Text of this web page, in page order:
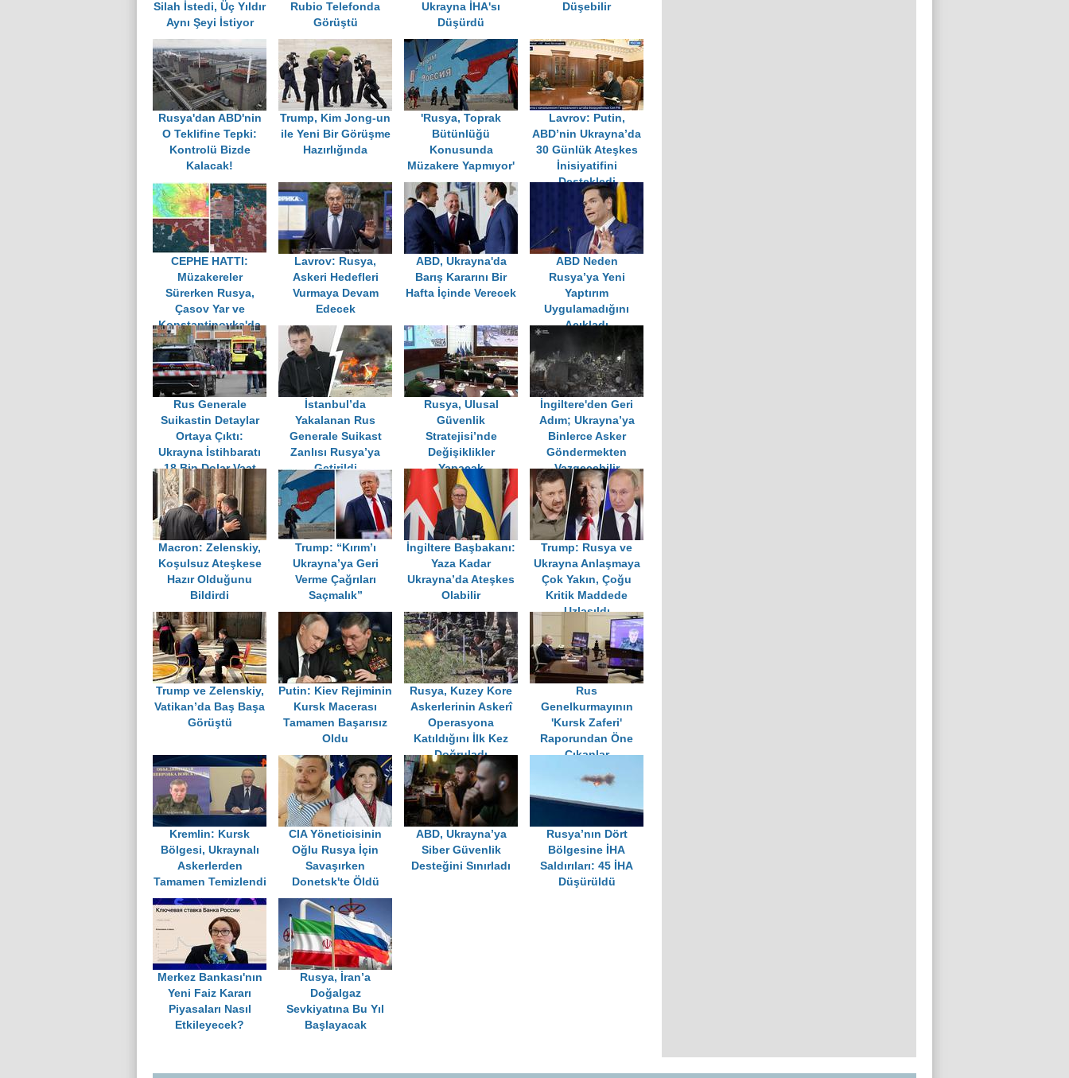
Silah İstedi, Üç Yıldır
Aynı Şeyi İstiyor
Rubio Telefonda
Görüştü
Ukrayna İHA'sı
Düşürdü
Düşebilir
Rusya'dan ABD'nin
O Teklifine Tepki:
Kontrolü Bizde
Kalacak!
Trump, Kim Jong-un
ile Yeni Bir Görüşme
Hazırlığında
'Rusya, Toprak
Bütünlüğü
Konusunda
Müzakere Yapmıyor'
Lavrov: Putin,
ABD’nin Ukrayna’da
30 Günlük Ateşkes
İnisiyatifini
Destekledi
CEPHE HATTI:
Müzakereler
Sürerken Rusya,
Çasov Yar ve
Konstantinovka'da
İlerliyor
Lavrov: Rusya,
Askeri Hedefleri
Vurmaya Devam
Edecek
ABD, Ukrayna'da
Barış Kararını Bir
Hafta İçinde Verecek
ABD Neden
Rusya’ya Yeni
Yaptırım
Uygulamadığını
Açıkladı
Rus Generale
Suikastin Detaylar
Ortaya Çıktı:
Ukrayna İstihbaratı
18 Bin Dolar Vaat
Etmiş
İstanbul’da
Yakalanan Rus
Generale Suikast
Zanlısı Rusya’ya
Getirildi
Rusya, Ulusal
Güvenlik
Stratejisi’nde
Değişiklikler
Yapacak
İngiltere'den Geri
Adım; Ukrayna’ya
Binlerce Asker
Göndermekten
Vazgeçebilir
Macron: Zelenskiy,
Koşulsuz Ateşkese
Hazır Olduğunu
Bildirdi
Trump: “Kırım’ı
Ukrayna’ya Geri
Verme Çağrıları
Saçmalık”
İngiltere Başbakanı:
Yaza Kadar
Ukrayna’da Ateşkes
Olabilir
Trump: Rusya ve
Ukrayna Anlaşmaya
Çok Yakın, Çoğu
Kritik Maddede
Uzlaşıldı
Trump ve Zelenskiy,
Vatikan’da Baş Başa
Görüştü
Putin: Kiev Rejiminin
Kursk Macerası
Tamamen Başarısız
Oldu
Rusya, Kuzey Kore
Askerlerinin Askerî
Operasyona
Katıldığını İlk Kez
Doğruladı
Rus
Genelkurmayının
'Kursk Zaferi'
Raporundan Öne
Çıkanlar
Kremlin: Kursk
Bölgesi, Ukraynalı
Askerlerden
Tamamen Temizlendi
CIA Yöneticisinin
Oğlu Rusya İçin
Savaşırken
Donetsk'te Öldü
ABD, Ukrayna’ya
Siber Güvenlik
Desteğini Sınırladı
Rusya’nın Dört
Bölgesine İHA
Saldırıları: 45 İHA
Düşürüldü
Merkez Bankası'nın
Yeni Faiz Kararı
Piyasaları Nasıl
Etkileyecek?
Rusya, İran’a
Doğalgaz
Sevkiyatına Bu Yıl
Başlayacak